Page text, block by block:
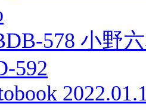
578 小野
592